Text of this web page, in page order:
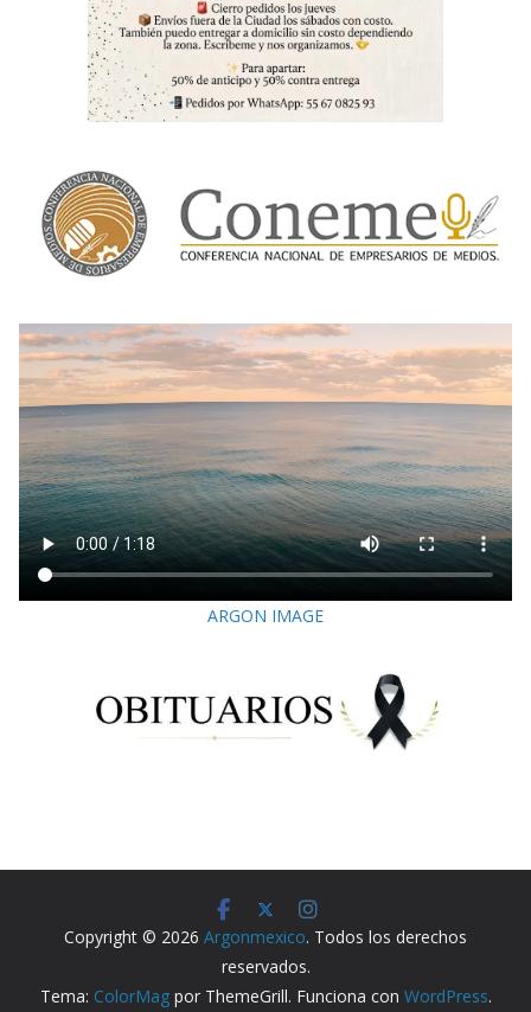
ARGON IMAGE
Copyright © 2026 Argonmexico. Todos los derechos
reservados.
Tema: ColorMagpor ThemeGrill. Funciona con WordPress.